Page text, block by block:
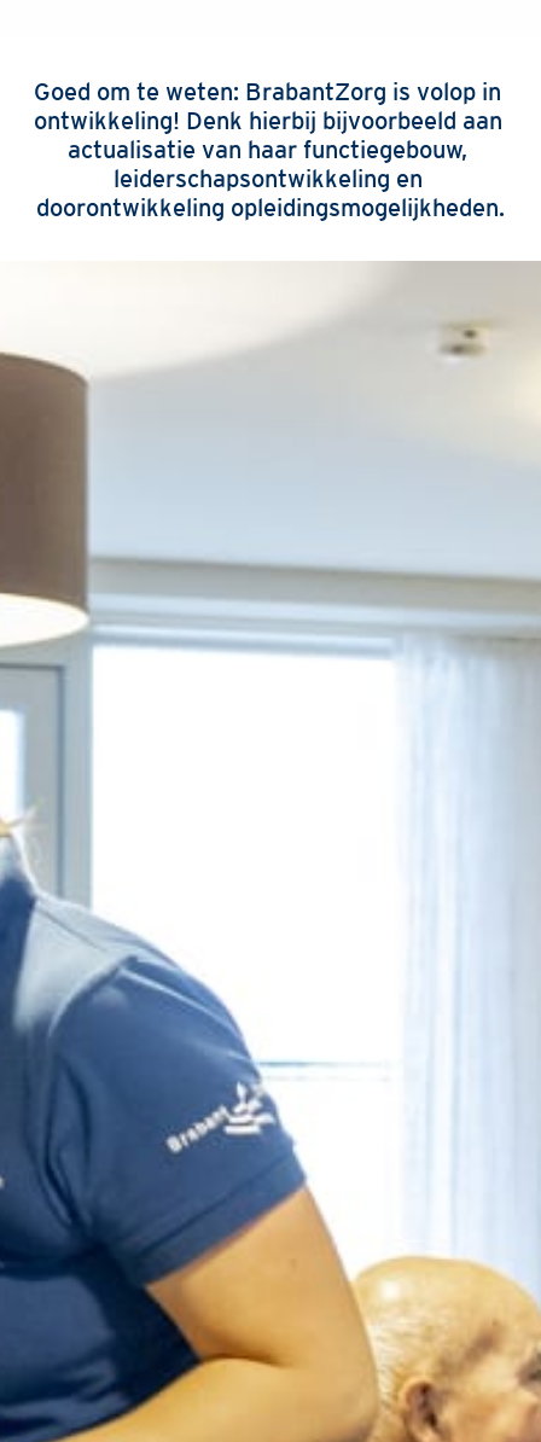
Goed om te weten: BrabantZorg is volop in
ontwikkeling! Denk hierbij bijvoorbeeld aan
actualisatie van haar functiegebouw,
leiderschapsontwikkeling en
doorontwikkeling opleidingsmogelijkheden.